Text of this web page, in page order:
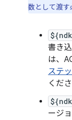
数として渡す
書き
は、
ステ
くださ
ージ